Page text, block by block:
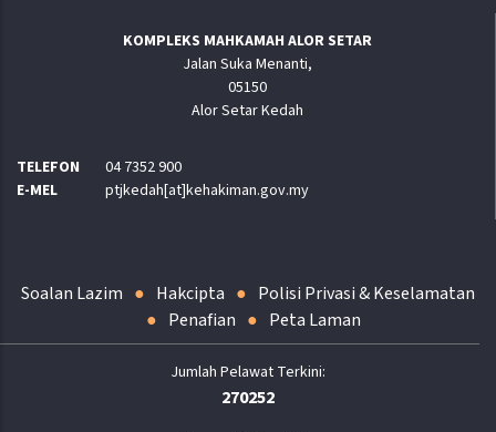
KOMPLEKS MAHKAMAH ALOR SETAR
Jalan Suka Menanti,
05150
Alor Setar Kedah
TELEFON
04 7352 900
E-MEL
ptjkedah[at]kehakiman.gov.my
Soalan Lazim Hakcipta
Polisi Privasi & Keselamatan
Penafian
Peta Laman
270252